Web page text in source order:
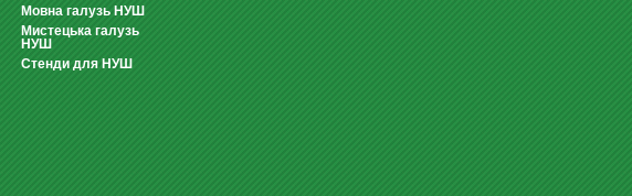
Мовна галузь НУШ
Мистецька галузь
НУШ
Стенди для НУШ